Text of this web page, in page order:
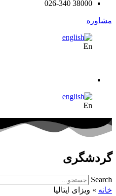
38000 026-340
مشاوره
En
En
گردشگری
Search
خانه » ویزای ایتالیا